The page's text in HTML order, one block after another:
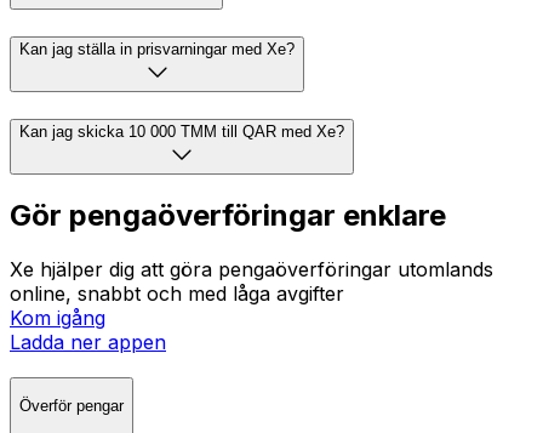
Kan jag ställa in prisvarningar med Xe?
Kan jag skicka 10 000 TMM till QAR med Xe?
Gör pengaöverföringar enklare
Xe hjälper dig att göra pengaöverföringar utomlands
online, snabbt och med låga avgifter
Kom igång
Ladda ner appen
Överför pengar